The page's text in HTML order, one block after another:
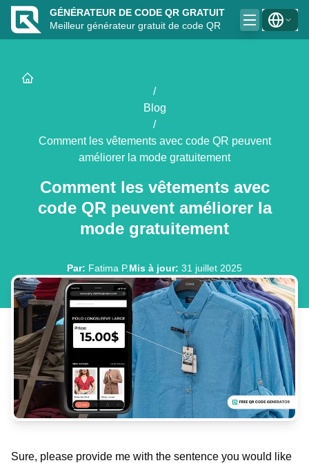
GÉNÉRATEUR DE CODE QR GRATUIT
Meilleur générateur gratuit de code QR
/
Blog
/
Comment les vêtements avec code QR peuvent
améliorer la mode gratuitement
Comment les vêtements avec
code QR peuvent améliorer la
mode gratuitement
Par: Fatima P.Mis à jour: 31 juillet 2025
Sure, please provide me with the sentence you would like